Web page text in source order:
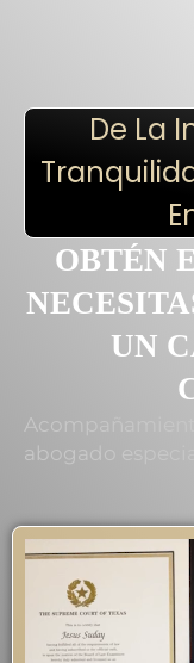
De La
OBTÉN
UN
abogado